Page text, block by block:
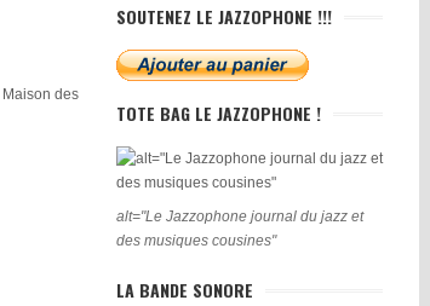
Maison des
SOUTENEZ LE JAZZOPHONE !!!
TOTE BAG LE JAZZOPHONE !
alt="Le Jazzophone journal du jazz et
des musiques cousines"
LA BANDE SONORE